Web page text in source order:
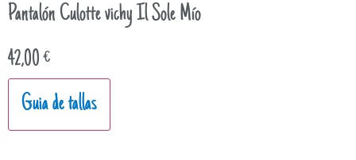
Pantalón Culotte vichy Il Sole Mío
42,00€
Guia de tallas